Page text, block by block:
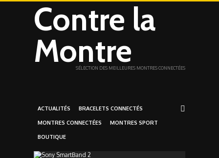
Contre la
Montre
SÉLECTION DES MEILLEURES MONTRES CONNECTÉES
ACTUALITÉS BRACELETS CONNECTÉS
MONTRES CONNECTÉES MONTRES SPORT
BOUTIQUE